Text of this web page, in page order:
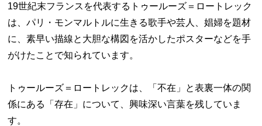
19世紀末フランスを代表するトゥールーズ＝ロートレック
は、パリ・モンマルトルに生きる歌手や芸人、娼婦を題材
に、素早い描線と大胆な構図を活かしたポスターなどを手
がけたことで知られています。
トゥールーズ＝ロートレックは、「不在」と表裏一体の関
係にある「存在」について、興味深い言葉を残していま
す。